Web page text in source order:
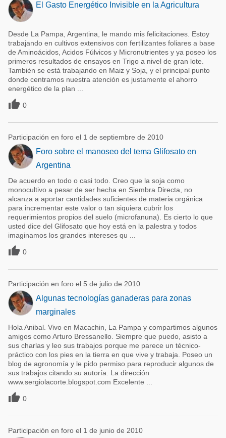
El Gasto Energético Invisible en la Agricultura
Desde La Pampa, Argentina, le mando mis felicitaciones. Estoy
trabajando en cultivos extensivos con fertilizantes foliares a base
de Aminoácidos, Acidos Fúlvicos y Micronutrientes y ya poseo los
primeros resultados de ensayos en Trigo a nivel de gran lote.
También se está trabajando en Maiz y Soja, y el principal punto
donde centramos nuestra atención es justamente el ahorro
energético de la plan ...
 0
Participación en foro el 1 de septiembre de 2010
Foro sobre el manoseo del tema Glifosato en
Argentina
De acuerdo en todo o casi todo. Creo que la soja como
monocultivo a pesar de ser hecha en Siembra Directa, no
alcanza a aportar cantidades suficientes de materia orgánica
para incrementar este valor o tan siquiera cubrir los
requerimientos propios del suelo (microfanuna). Es cierto lo que
usted dice del Glifosato que hoy está en la palestra y todos
imaginamos los grandes intereses qu ...
 0
Participación en foro el 5 de julio de 2010
Algunas tecnologías ganaderas para zonas
marginales
Hola Anibal. Vivo en Macachin, La Pampa y compartimos algunos
amigos como Arturo Bressanello. Siempre que puedo, asisto a
sus charlas y leo sus trabajos porque me parece un técnico-
práctico con los pies en la tierra en que vive y trabaja. Poseo un
blog de agronomía y le pido permiso para reproducir algunos de
sus trabajos citando su autoría. La dirección
www.sergiolacorte.blogspot.com Excelente ...
 0
Participación en foro el 1 de junio de 2010